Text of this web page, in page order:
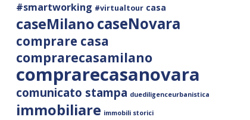
#smartworking #virtualtour casa
caseMilanocaseNovara
comprare casa
comprarecasamilano
comprarecasanovara
comunicato stampa duediligenceurbanistica
immobiliare immobili storici